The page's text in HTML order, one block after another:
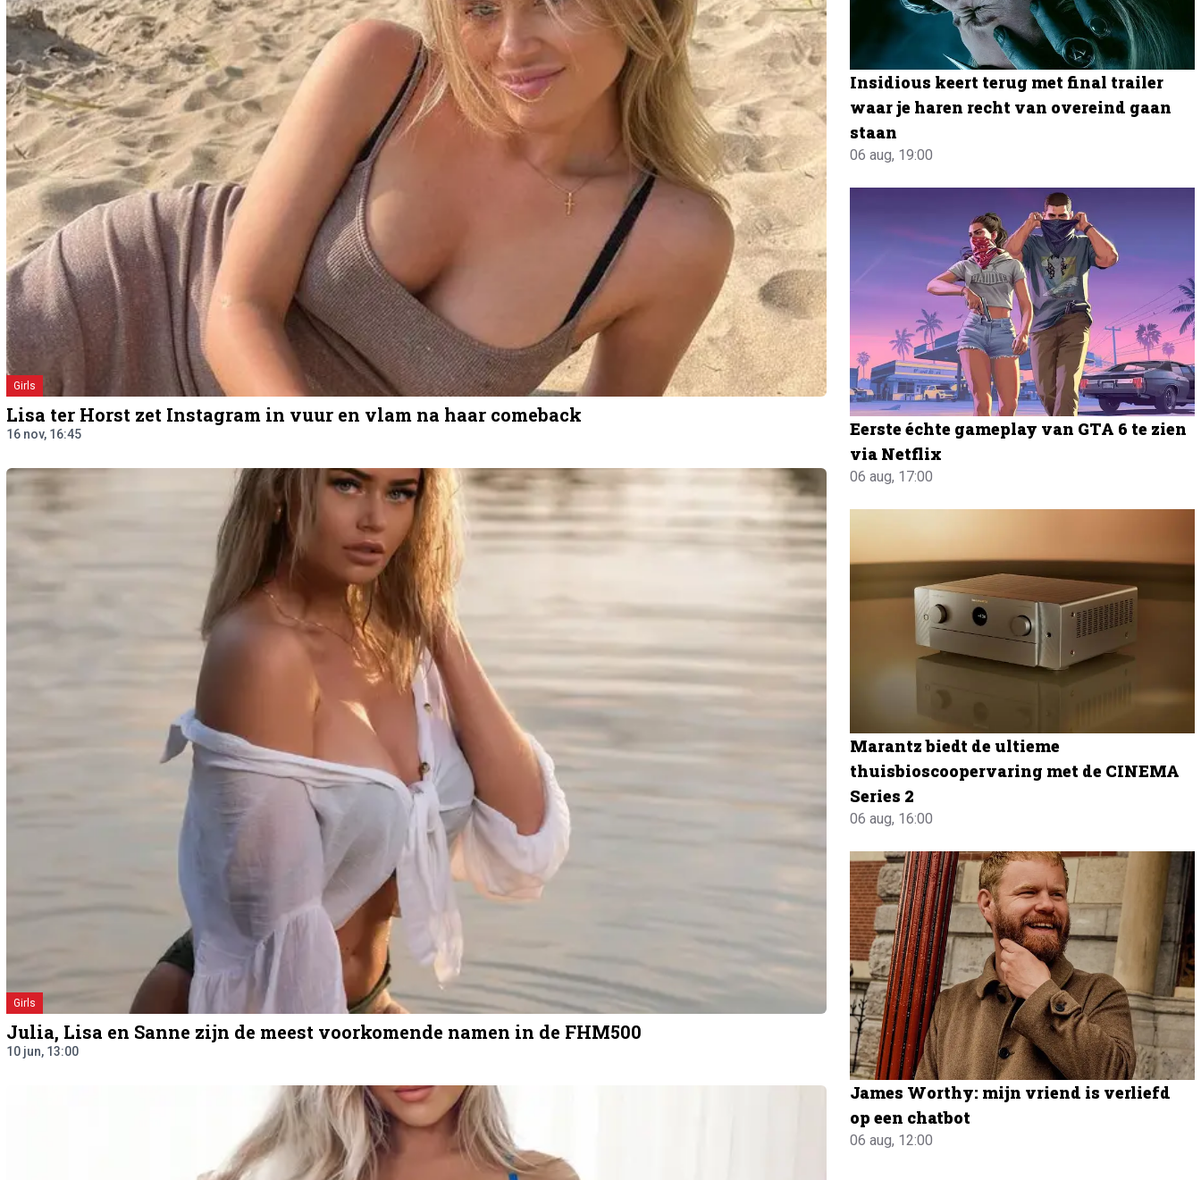
Girls
Lisa ter Horst zet Instagram in vuur en vlam na haar comeback
16 nov, 16:45
Girls
Julia, Lisa en Sanne zijn de meest voorkomende namen in de FHM500
10 jun, 13:00
Insidious keert terug met final trailer
waar je haren recht van overeind gaan
staan
06 aug, 19:00
Eerste échte gameplay van GTA 6 te zien
via Netflix
06 aug, 17:00
Marantz biedt de ultieme
thuisbioscoopervaring met de CINEMA
Series 2
06 aug, 16:00
James Worthy: mijn vriend is verliefd
op een chatbot
06 aug, 12:00